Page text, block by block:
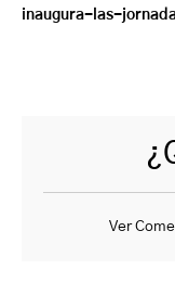
inaugura-las-
Ver